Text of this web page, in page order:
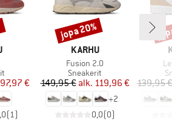
hinta
97,97 €
( 1)
MERKKI
KARHU
Tuote
Fusion 2.0
Tuoteryhmä
Sneakerit
Hinta
149,95 € Alennettu hinta
alk. 119,96 €
+2
0,0(0)
Alennus
jopa 20%
139,95 €